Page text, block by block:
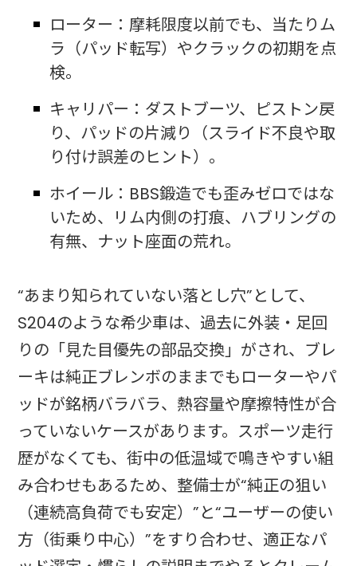
ローター：摩耗限度以前でも、当たりム
ラ（パッド転写）やクラックの初期を点
検。
キャリパー：ダストブーツ、ピストン戻
り、パッドの片減り（スライド不良や取
り付け誤差のヒント）。
ホイール：BBS鍛造でも歪みゼロではな
いため、リム内側の打痕、ハブリングの
有無、ナット座面の荒れ。
“あまり知られていない落とし穴”として、
S204のような希少車は、過去に外装・足回
りの「見た目優先の部品交換」がされ、ブレ
ーキは純正ブレンボのままでもローターやパ
ッドが銘柄バラバラ、熱容量や摩擦特性が合
っていないケースがあります。スポーツ走行
歴がなくても、街中の低温域で鳴きやすい組
み合わせもあるため、整備士が“純正の狙い
（連続高負荷でも安定）”と“ユーザーの使い
方（街乗り中心）”をすり合わせ、適正なパ